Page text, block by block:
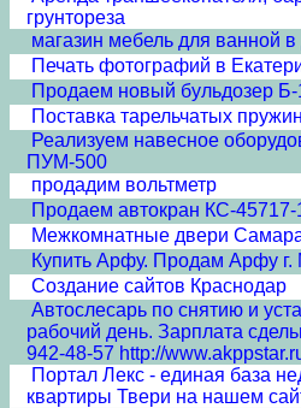
грунтореза
магазин мебель для ванной
Печать фотографий в
Продаем новый бульдозер
Поставка тарельчатых пружин
Реализуем навесное
ПУМ-500
продадим вольтметр
Продаем автокран КС-
Межкомнатные двери
Купить Арфу. Продам Арфу г.
Создание сайтов Краснодар
Автослесарь по снятию и
рабочий день. Зарплата
942-48-57 http://
Портал Лекс - единая база
квартиры Твери на нашем